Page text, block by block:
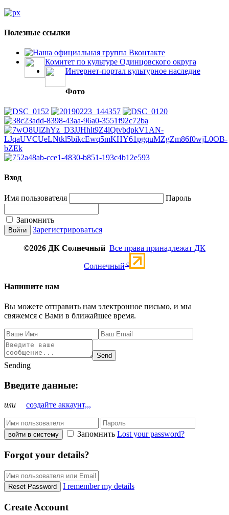
Полезные ссылки
Наша официальная группа Вконтакте
Комитет по культуре Одинцовского округа
Интернет-портал культурное наследие
Фото
Вход
Имя пользователя Пароль
Запомнить
Зарегистрироваться
©2026 ДК Солнечный Все права принадлежат ДК
Солнечный c
Напишите нам
Вы можете отправить нам электронное письмо, и мы
свяжемся с Вами в ближайшее время.
Send
Sending
Введите данные:
или создайте аккаунт,,,
войти в систему Запомнить Lost your password?
Forgot your details?
Reset Password I remember my details
Create Account